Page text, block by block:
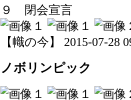
９ 閉会宣言
【幟の今】 2015-07-28
ノボリンピック